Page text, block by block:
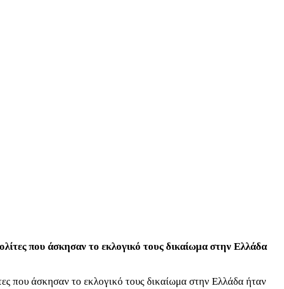
που άσκησαν το εκλογικό τους δικαίωμα στην Ελλάδα
που άσκησαν το εκλογικό τους δικαίωμα στην Ελλάδα ήταν